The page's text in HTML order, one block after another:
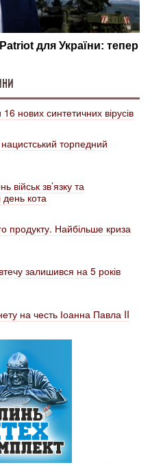
нових синтетичних вірусів
торпедний
військ зв’язку та
кота
продукту. Найбільше криза
залишився на 5 років
на честь Іоанна Павла II